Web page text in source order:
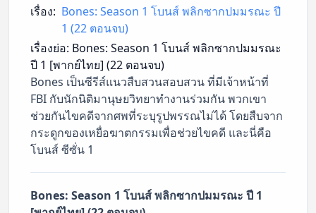
เรื่อง: Bones: Season 1 โบนส์ พลิกซากปมมรณะ ปี
1 (22 ตอนจบ)
เรื่องย่อ: Bones: Season 1 โบนส์ พลิกซากปมมรณะ
ปี 1 [พากย์ไทย] (22 ตอนจบ)
Bones เป็นซีรีส์แนวสืบสวนสอบสวน ที่มีเจ้าหน้าที่
FBI กับนักนิติมานุษยวิทยาทำงานร่วมกัน พวกเขา
ช่วยกันไขคดีจากศพที่ระบุรูปพรรณไม่ได้ โดยสืบจาก
กระดูกของเหยื่อฆาตกรรมเพื่อช่วยไขคดี และนี่คือ
โบนส์ ซีซั่น 1
Bones: Season 1 โบนส์ พลิกซากปมมรณะ ปี 1